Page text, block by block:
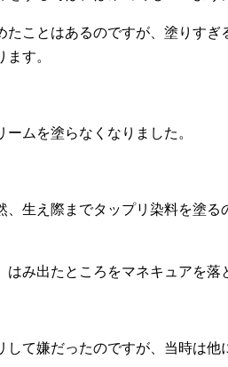
たことはあるのですが、塗りす
ます。
ームを塗らなくなりました。
、生え際までタップリ染料を塗
はみ出たところをマネキュアを落
して嫌だったのですが、当時は